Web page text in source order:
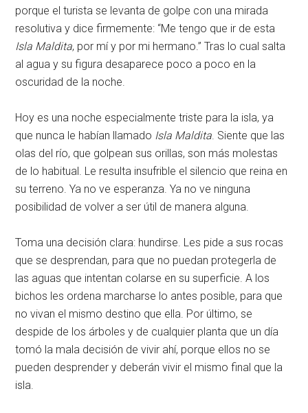
porque el turista se levanta de golpe con una mirada
resolutiva y dice firmemente: “Me tengo que ir de esta
Isla Maldita, por mí y por mi hermano.” Tras lo cual salta
al agua y su figura desaparece poco a poco en la
oscuridad de la noche.
Hoy es una noche especialmente triste para la isla, ya
que nunca le habían llamado Isla Maldita. Siente que las
olas del río, que golpean sus orillas, son más molestas
de lo habitual. Le resulta insufrible el silencio que reina en
su terreno. Ya no ve esperanza. Ya no ve ninguna
posibilidad de volver a ser útil de manera alguna.
Toma una decisión clara: hundirse. Les pide a sus rocas
que se desprendan, para que no puedan protegerla de
las aguas que intentan colarse en su superficie. A los
bichos les ordena marcharse lo antes posible, para que
no vivan el mismo destino que ella. Por último, se
despide de los árboles y de cualquier planta que un día
tomó la mala decisión de vivir ahí, porque ellos no se
pueden desprender y deberán vivir el mismo final que la
isla.